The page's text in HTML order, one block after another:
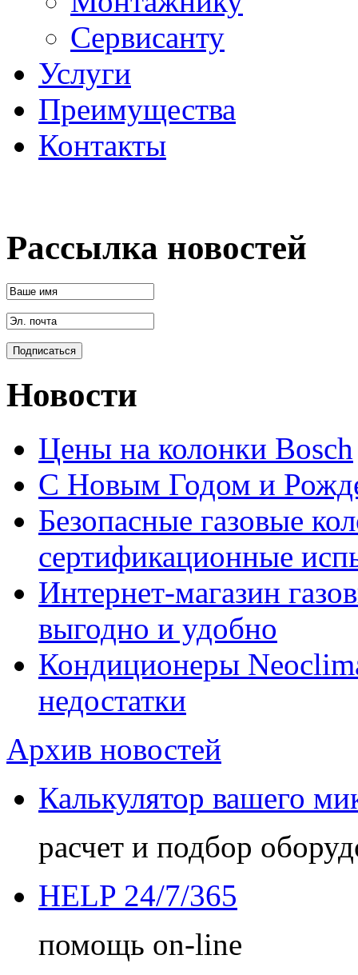
Сервисанту
Услуги
Преимущества
Контакты
Рассылка новостей
Новости
Цены на колонки Bosch
C Новым Годом и
Безопасные газовые
сертификационные
Интернет-магазин
выгодно и удобно
Кондиционеры
недостатки
Архив новостей
Калькулятор вашего
расчет и подбор
HELP 24/7/365
помощь on-line